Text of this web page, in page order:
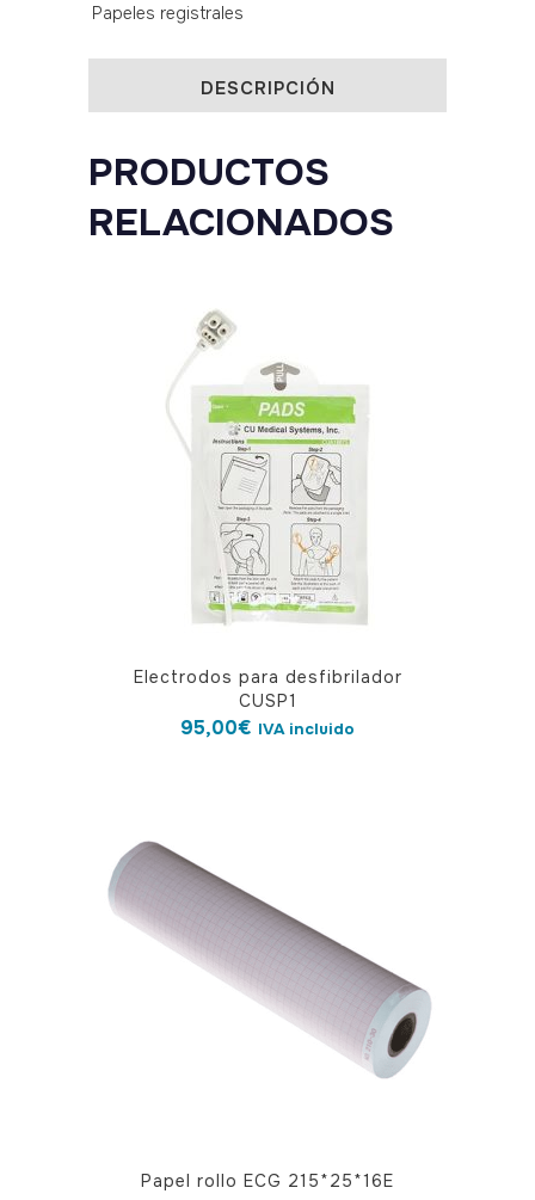
Papeles registrales
DESCRIPCIÓN
PRODUCTOS
RELACIONADOS
Electrodos para desfibrilador
CUSP1
95,00€ IVA incluido
Papel rollo ECG 215*25*16E